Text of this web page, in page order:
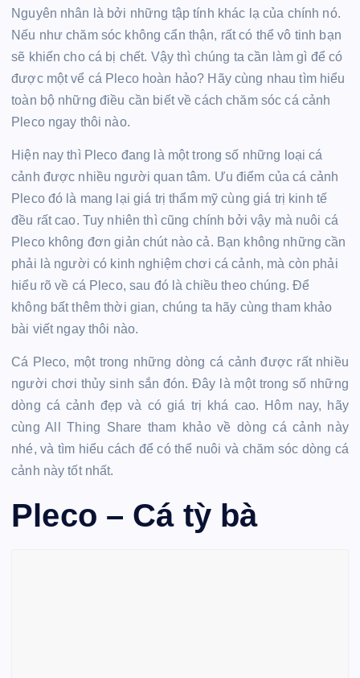
Nguyên nhân là bởi những tập tính khác lạ của chính nó.
Nếu như chăm sóc không cẩn thận, rất có thể vô tinh bạn
sẽ khiến cho cá bị chết. Vậy thì chúng ta cần làm gì để có
được một vể cá Pleco hoàn hảo? Hãy cùng nhau tìm hiểu
toàn bộ những điều cần biết vềcách chăm sóc cá cảnh
Pleco ngay thôi nào.
Hiện nay thì Pleco đang là một trong số những loại cá
cảnh được nhiều người quan tâm. Ưu điểm của cá cảnh
Pleco đó là mang lại giá trị thẩm mỹ cùng giá trị kinh tế
đều rất cao. Tuy nhiên thì cũng chính bởi vậy mà nuôi cá
Pleco không đơn giản chút nào cả. Bạn không những cần
phải là người có kinh nghiệm chơi cá cảnh, mà còn phải
hiểu rõ về cá Pleco, sau đó là chiều theo chúng. Để
không bất thêm thời gian, chúng ta hãy cùng tham khảo
bài viết ngay thôi nào.
Cá Pleco, một trong những dòng cá cảnh được rất nhiều
người chơi thủy sinh sắn đón. Đây là một trong số những
dòng cá cảnh đẹp và có giá trị khá cao. Hôm nay, hãy
cùng All Thing Share tham khảo về dòng cá cảnh này
nhé, và tìm hiểu cách để có thể nuôi và chăm sóc dòng cá
cảnh này tốt nhất.
Pleco – Cá tỳ bà